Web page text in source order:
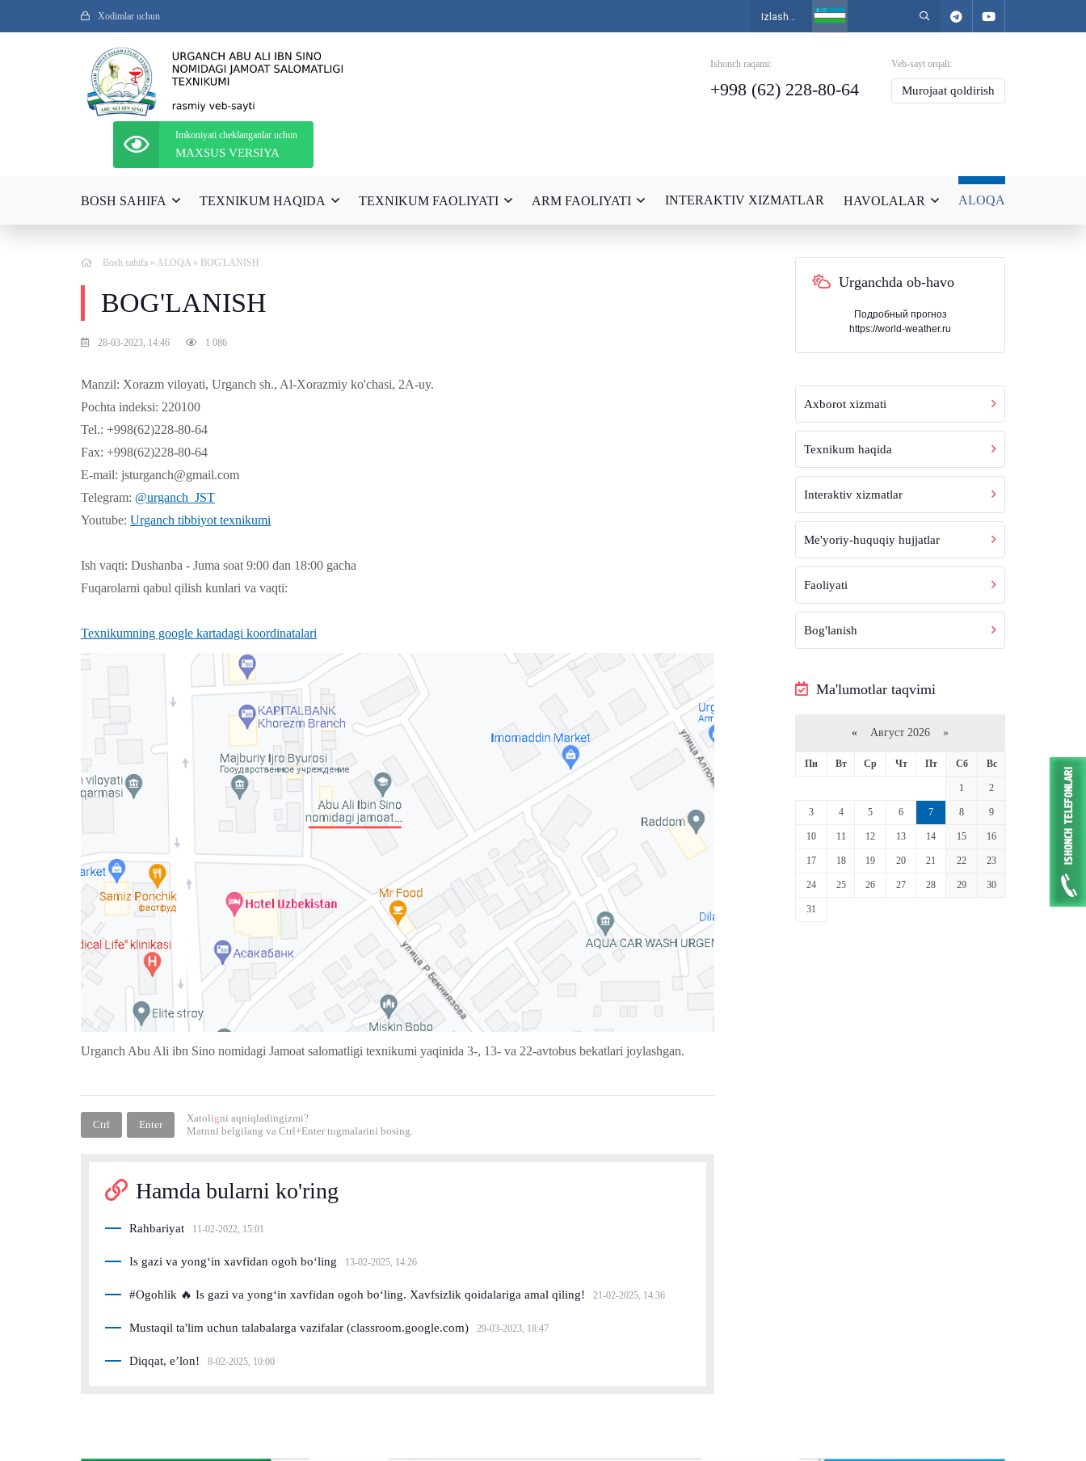
Xodimlar uchun
Ishonch raqami:
+998 (62) 228-80-64
Veb-sayt orqali:
Murojaat qoldirish
Imkoniyati cheklanganlar uchun
MAXSUS VERSIYA
BOSH SAHIFA TEXNIKUM HAQIDA TEXNIKUM FAOLIYATI ARM FAOLIYATI INTERAKTIV XIZMATLAR HAVOLALAR ALOQA
Bosh sahifa » ALOQA » BOG'LANISH
BOG'LANISH
28-03-2023, 14:46 1 086
Manzil: Xorazm viloyati, Urganch sh., Al-Xorazmiy ko'chasi, 2A-uy.
Pochta indeksi: 220100
Tel.: +998(62)228-80-64
Fax: +998(62)228-80-64
E-mail: jsturganch@gmail.com
Telegram: @urganch_JST
Youtube: Urganch tibbiyot texnikumi
Ish vaqti: Dushanba - Juma soat 9:00 dan 18:00 gacha
Fuqarolarni qabul qilish kunlari va vaqti:
Texnikumning google kartadagi koordinatalari
Urganch Abu Ali ibn Sino nomidagi Jamoat salomatligi texnikumi yaqinida 3-, 13- va 22-avtobus bekatlari joylashgan.
Ctrl Enter
Xatoligni aqniqladingizmi?
Matnni belgilang va Ctrl+Enter tugmalarini bosing.
Hamda bularni ko'ring
Rahbariyat 11-02-2022, 15:01
Is gazi va yong‘in xavfidan ogoh bo‘ling 13-02-2025, 14:26
#Ogohlik 🔥 Is gazi va yong‘in xavfidan ogoh bo‘ling. Xavfsizlik qoidalariga amal qiling! 21-02-2025, 14:36
Mustaqil ta'lim uchun talabalarga vazifalar (classroom.google.com) 29-03-2023, 18:47
Diqqat, e’lon! 8-02-2025, 10:00
Urganchda ob-havo
Подробный прогноз
https://world-weather.ru
Axborot xizmati
Texnikum haqida
Interaktiv xizmatlar
Me'yoriy-huquqiy hujjatlar
Faoliyati
Bog'lanish
Ma'lumotlar taqvimi
« Август 2026 »
Пн Вт Ср Чт Пт Сб Вс
1 2
3 4 5 6 7 8 9
10 11 12 13 14 15 16
17 18 19 20 21 22 23
24 25 26 27 28 29 30
31